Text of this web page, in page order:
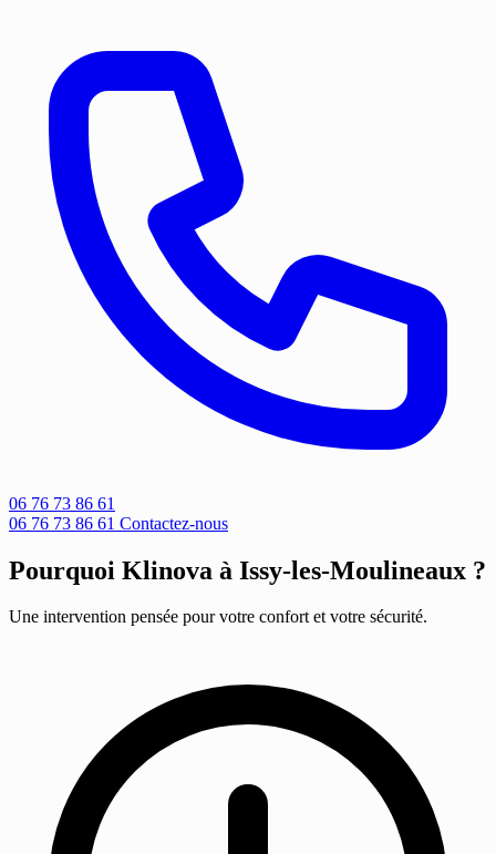
06 76 73 86 61
06 76 73 86 61 Contactez-nous
Pourquoi Klinova à Issy-les-Moulineaux ?
Une intervention pensée pour votre confort et votre sécurité.